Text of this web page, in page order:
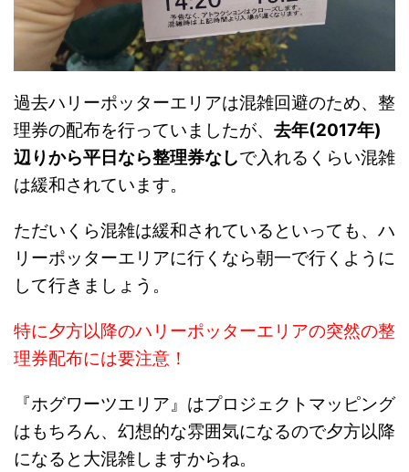
過去ハリーポッターエリアは混雑回避のため、整
理券の配布を行っていましたが、 去年(2017年)
辺りから平日なら整理券なしで入れるくらい混雑
は緩和されています。
ただいくら混雑は緩和されているといっても、ハ
リーポッターエリアに行くなら朝一で行くように
して行きましょう。
特に夕方以降のハリーポッターエリアの突然の整
理券配布には要注意！
『ホグワーツエリア』はプロジェクトマッピング
はもちろん、幻想的な雰囲気になるので夕方以降
になると大混雑しますからね。